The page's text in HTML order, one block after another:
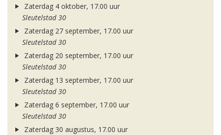
Zaterdag 4 oktober, 17.00 uur
Sleutelstad 30
Zaterdag 27 september, 17.00 uur
Sleutelstad 30
Zaterdag 20 september, 17.00 uur
Sleutelstad 30
Zaterdag 13 september, 17.00 uur
Sleutelstad 30
Zaterdag 6 september, 17.00 uur
Sleutelstad 30
Zaterdag 30 augustus, 17.00 uur